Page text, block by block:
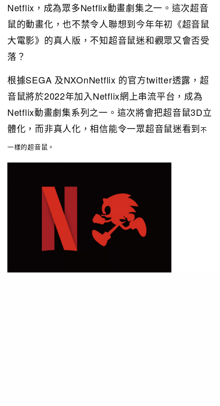
Netflix，成為眾多Netflix動畫劇集之一。這次超音
鼠的動畫化，也不禁令人聯想到今年年初《超音鼠
大電影》的真人版，不知超音鼠迷和觀眾又會否受
落？
根據SEGA 及NXOnNetflix 的官方twitter透露，超
音鼠將於2022年加入Netflix網上串流平台，成為
Netflix動畫劇集系列之一。這次將會把超音鼠3D立
體化，而非真人化，相信能令一眾超音鼠迷看到不
一樣的超音鼠。